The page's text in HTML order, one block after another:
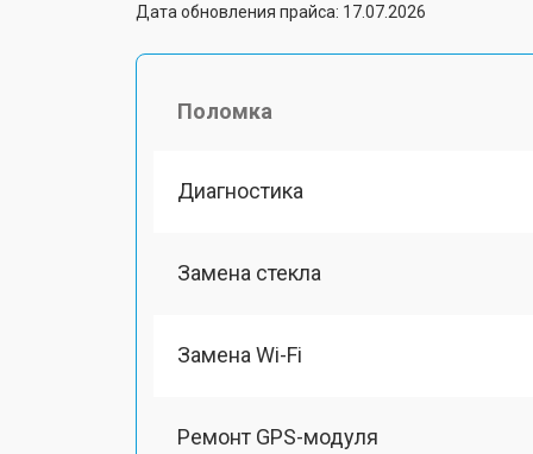
Дата обновления прайса: 17.07.2026
Поломка
Диагностика
Замена стекла
Замена Wi-Fi
Ремонт GPS-модуля